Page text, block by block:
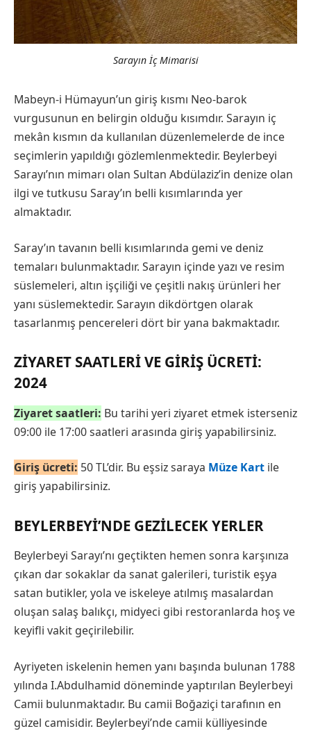
Sarayın İç Mimarisi
Mabeyn-i Hümayun’un giriş kısmı Neo-barok
vurgusunun en belirgin olduğu kısımdır. Sarayın iç
mekân kısmın da kullanılan düzenlemelerde de ince
seçimlerin yapıldığı gözlemlenmektedir. Beylerbeyi
Sarayı’nın mimarı olan Sultan Abdülaziz’in denize olan
ilgi ve tutkusu Saray’ın belli kısımlarında yer
almaktadır.
Saray’ın tavanın belli kısımlarında gemi ve deniz
temaları bulunmaktadır. Sarayın içinde yazı ve resim
süslemeleri, altın işçiliği ve çeşitli nakış ürünleri her
yanı süslemektedir. Sarayın dikdörtgen olarak
tasarlanmış pencereleri dört bir yana bakmaktadır.
ZIYARET SAATLERI VE GIRIŞ ÜCRETI:
2024
Ziyaret saatleri: Bu tarihi yeri ziyaret etmek isterseniz
09:00 ile 17:00 saatleri arasında giriş yapabilirsiniz.
Giriş ücreti: 50 TL’dir. Bu eşsiz saraya Müze Kart ile
giriş yapabilirsiniz.
BEYLERBEYI’NDE GEZILECEK YERLER
Beylerbeyi Sarayı’nı geçtikten hemen sonra karşınıza
çıkan dar sokaklar da sanat galerileri, turistik eşya
satan butikler, yola ve iskeleye atılmış masalardan
oluşan salaş balıkçı, midyeci gibi restoranlarda hoş ve
keyifli vakit geçirilebilir.
Ayriyeten iskelenin hemen yanı başında bulunan 1788
yılında I.Abdulhamid döneminde yaptırılan Beylerbeyi
Camii bulunmaktadır. Bu camii Boğaziçi tarafının en
güzel camisidir. Beylerbeyi’nde camii külliyesinde